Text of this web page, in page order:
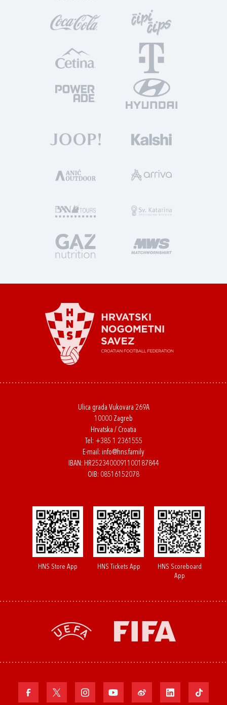
Ulica grada Vukovara 269A
10000 Zagreb
Hrvatska / Croatia
Tel: +385 1 2361555
E-mail: info@hns.family
IBAN: HR2523400091100187844
OIB: 08516152078
HNS Store App HNS Tickets App
HNS Scoreboard
App